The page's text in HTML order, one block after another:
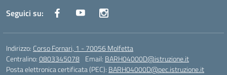
Seguici su:
Indirizzo: Corso Fornari, 1 - 70056 Molfetta
Centralino:0803345078 Email: BARH04000D@istruzione.it
Posta elettronica certificata (PEC): BARH04000D@pec.istruzione.it